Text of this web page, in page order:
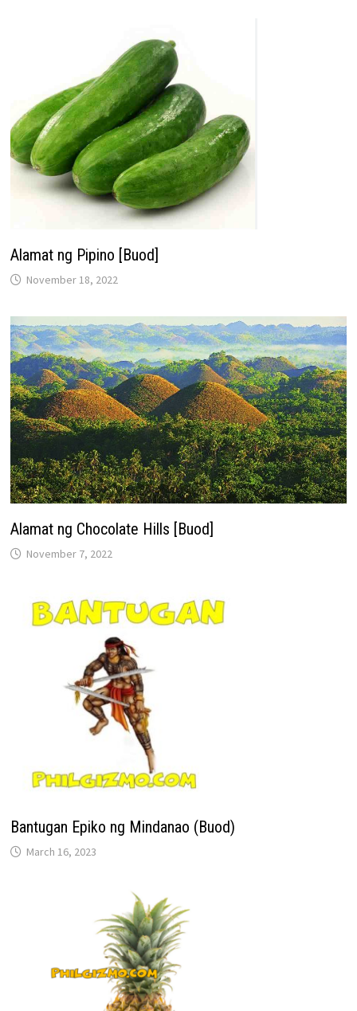
Alamat ng Pipino [Buod]
November 18, 2022
Alamat ng Chocolate Hills [Buod]
November 7, 2022
Bantugan Epiko ng Mindanao (Buod)
March 16, 2023